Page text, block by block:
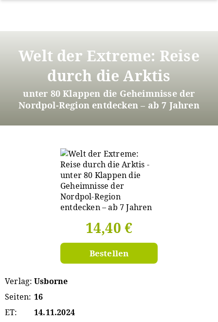
InhaltWelt der Extreme: Reise
durch die Arktis
unter 80 Klappen die Geheimnisse der
Nordpol-Region entdecken – ab 7 Jahren
Verlag Usborne
Seiten 16
ET
14.11.2024
14,40 €
Bestellen